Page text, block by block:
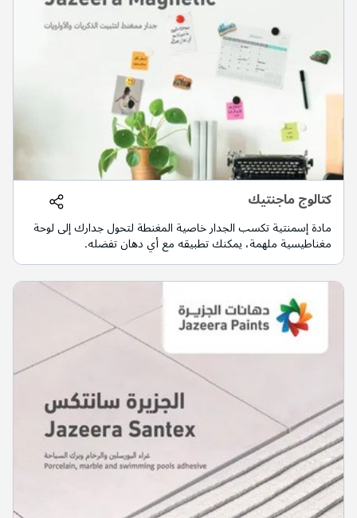
كتالوج ماجنتيك
مادة إسمنتية تكسب الجدار خاصية المغنطة لتحول جدارك إلى لوحة
مغناطيسية ملهمة، يمكنك تطبيقه مع أي دهان تفضله.